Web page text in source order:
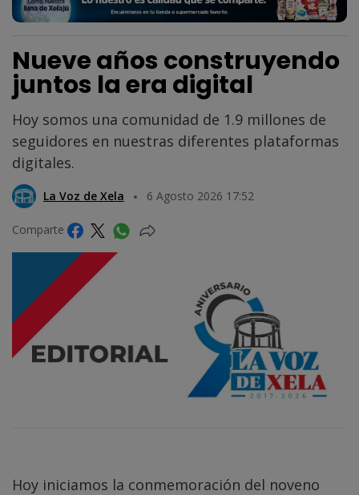
Nueve años construyendo
juntos la era digital
Hoy somos una comunidad de 1.9 millones de
seguidores en nuestras diferentes plataformas
digitales.
La Voz de Xela 6 Agosto 2026 17:52
Comparte
Hoy iniciamos la conmemoración del noveno